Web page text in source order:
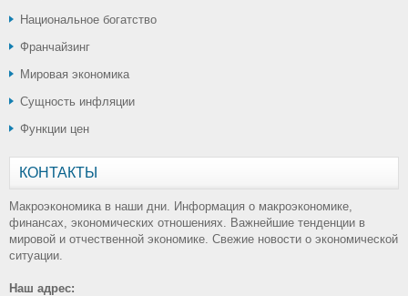
Национальное богатство
Франчайзинг
Мировая экономика
Сущность инфляции
Функции цен
КОНТАКТЫ
Макроэкономика в наши дни. Информация о макроэкономике,
финансах, экономических отношениях. Важнейшие тенденции в
мировой и отчественной экономике. Свежие новости о экономической
ситуации.
Наш адрес: